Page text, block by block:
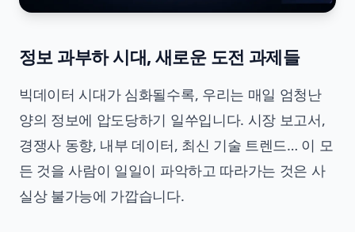
정보 과부하 시대, 새로운 도전 과제들
빅데이터 시대가 심화될수록, 우리는 매일 엄청난
양의 정보에 압도당하기 일쑤입니다. 시장 보고서,
경쟁사 동향, 내부 데이터, 최신 기술 트렌드… 이 모
든 것을 사람이 일일이 파악하고 따라가는 것은 사
실상 불가능에 가깝습니다.